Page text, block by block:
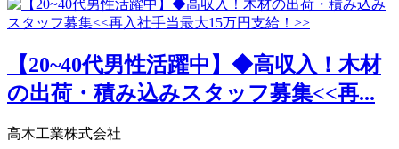
【20~40代男性活躍中】◆高収入！木材
の出荷・積み込みスタッフ募集<<再...
高木工業株式会社